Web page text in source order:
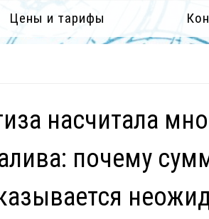
Цены и тарифы
насчитала
почему